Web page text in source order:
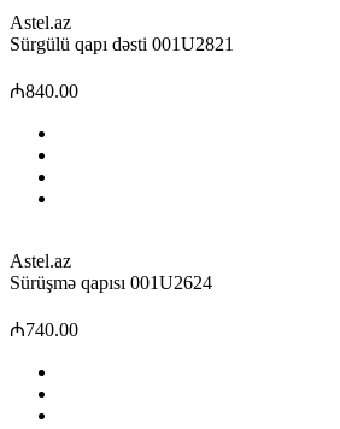
Astel.az
Sürgülü qapı dəsti 001U2821
₼840.00
Astel.az
Sürüşmə qapısı 001U2624
₼740.00